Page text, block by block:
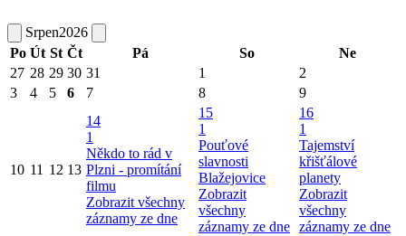
Srpen2026
Po Út St Čt Pá So
Ne
27 28 29 30 31 1
2
3
4 5 6 7 8 9
10 11 12 13
14
1
Někdo to rád v
Plzni - promítání
filmu
Zobrazit všechny
záznamy ze dne
15
1
Pouťové
slavnosti
Blažejovice
Zobrazit
všechny
záznamy ze dne
16
1
Tajemství
křišťálové
planety
Zobrazit
všechny
záznamy ze dne